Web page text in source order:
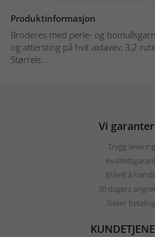
Produktinformasjon
Broderes med perle- og
og attersting på hvit aidavev, 3,2
Størrels...
Vi
Trygg levering
Enkelt å
30 dagers
Sikker betaling